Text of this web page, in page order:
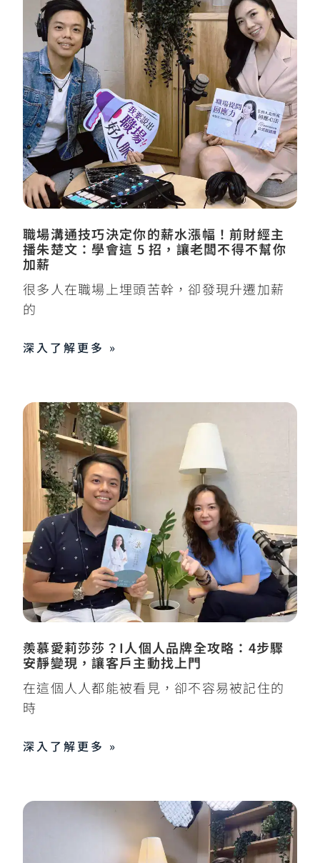
職場溝通技巧決定你的薪水漲幅！前財經主
播朱楚文：學會這 5 招，讓老闆不得不幫你
加薪
很多人在職場上埋頭苦幹，卻發現升遷加薪
的
深入了解更多 »
羨慕愛莉莎莎？I人個人品牌全攻略：4步驟
安靜變現，讓客戶主動找上門
在這個人人都能被看見，卻不容易被記住的
時
深入了解更多 »